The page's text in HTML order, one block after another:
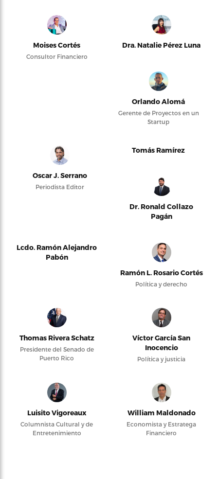
Moises Cortés
Consultor Financiero
Dra. Natalie Pérez Luna
Orlando Alomá
Gerente de Proyectos en un
Startup
Oscar J. Serrano
Periodista Editor
Tomás Ramírez
Dr. Ronald Collazo
Pagán
Lcdo. Ramón Alejandro
Pabón
Ramón L. Rosario Cortés
Política y derecho
Thomas Rivera Schatz
Presidente del Senado de
Puerto Rico
Víctor García San
Inocencio
Política y justicia
Luisito Vigoreaux
Columnista Cultural y de
Entretenimiento
William Maldonado
Economista y Estratega
Financiero